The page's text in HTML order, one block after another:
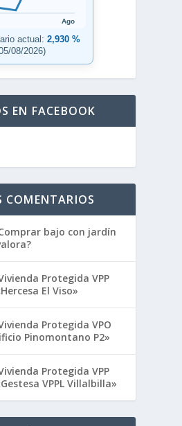
Ago
actual: 2,930 %
08/2026)
EN FACEBOOK
COMENTARIOS
bajo con jardín
Protegida VPP
El Viso»
Protegida VPO
Pinomontano P2»
Protegida VPP
VPPL Villalbilla»